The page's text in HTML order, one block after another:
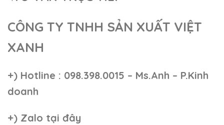
CÔNG TY TNHH SẢN XUẤT VIỆT
XANH
+) Hotline : 098.398.0015 – Ms.Anh – P.Kinh
doanh
+) Zalo tại đây